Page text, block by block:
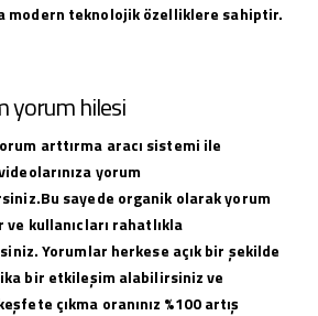
modern teknolojik özelliklere sahiptir.
yorum hilesi
arttırma aracı sistemi ile
yorum
sayede organik olarak yorum
ve kullanıcları rahatlıkla
Yorumlar herkese açık bir şekilde
bir etkileşim alabilirsiniz ve
çıkma oranınız %100 artış